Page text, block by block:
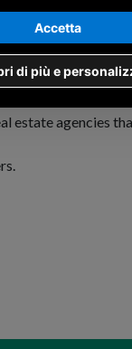
estate agents
estate agencies
di più e
Accetta